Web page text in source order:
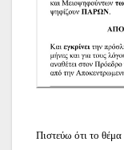
Πιστεύω ότι το θέμα